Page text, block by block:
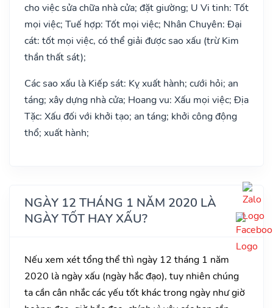
cho việc sửa chữa nhà cửa; đặt giường; U Vi tinh: Tốt
mọi việc; Tuế hợp: Tốt mọi việc; Nhân Chuyên: Đại
cát: tốt mọi việc, có thể giải được sao xấu (trừ Kim
thần thất sát);
Các sao xấu là Kiếp sát: Kỵ xuất hành; cưới hỏi; an
táng; xây dựng nhà cửa; Hoang vu: Xấu mọi việc; Địa
Tặc: Xấu đối với khởi tạo; an táng; khởi công động
thổ; xuất hành;
NGÀY 12 THÁNG 1 NĂM 2020 LÀ
NGÀY TỐT HAY XẤU?
Nếu xem xét tổng thể thì ngày 12 tháng 1 năm
2020 là ngày xấu (ngày hắc đạo), tuy nhiên chúng
ta cần cân nhắc các yếu tốt khác trong ngày như giờ